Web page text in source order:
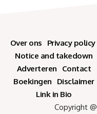
Over ons
Privacy policy
Notice and takedown
Adverteren
Contact
Boekingen
Disclaimer
Link in Bio
Copyright @